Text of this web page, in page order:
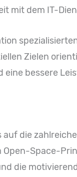
mit dem IT-
Zielen
bessere
die
Space-
die